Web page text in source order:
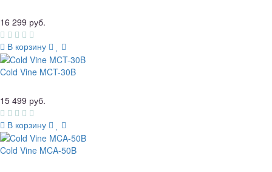
16 299 руб.
В корзину
Cold Vine MCT-30B
15 499 руб.
В корзину
Cold Vine MCA-50B